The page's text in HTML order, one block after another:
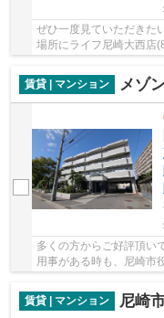
ぜひ一度見ていただきた
場所にライフ尼崎大西店
るのでおすすめです！お
賃貸 | マンション
メゾ
多くの方からご好評頂い
用事がある時も、尼崎市
の設置工事が不要のBS
賃貸 | マンション
尼崎